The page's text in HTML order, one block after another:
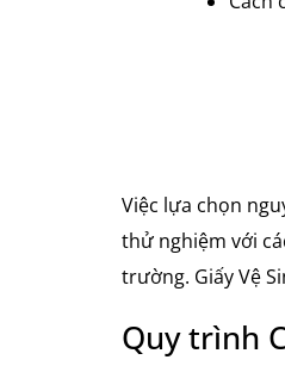
Việc lựa chọn
thử nghiệm với
trường. Giấy Vệ
Quy trình